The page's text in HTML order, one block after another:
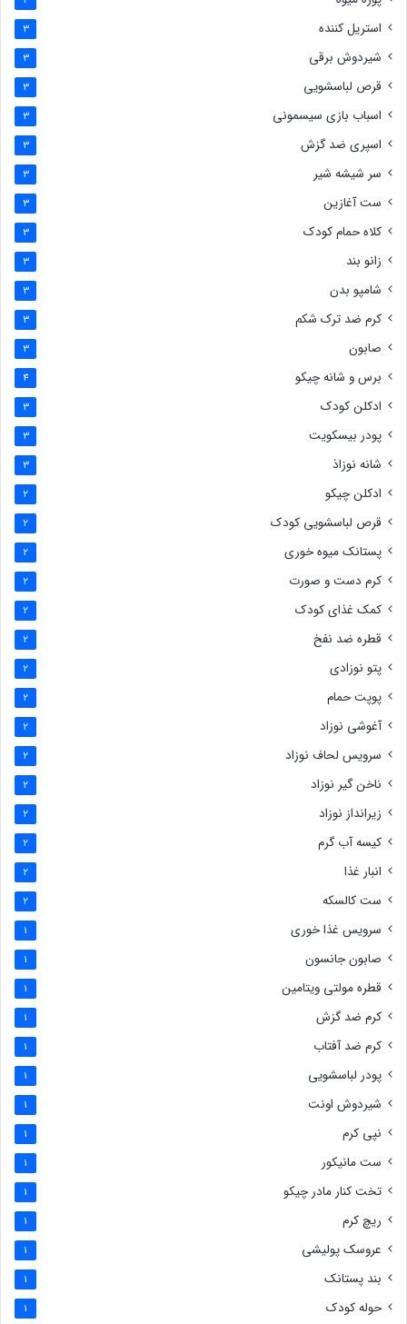
استریل کننده 3
شیردوش برقی 3
قرص لباسشویی 3
اسباب بازی سیسمونی 3
اسپری ضد گزش 3
سر شیشه شیر 3
ست آغازین 3
کلاه حمام کودک 3
زانو بند 3
شامپو بدن 3
کرم ضد ترک شکم 3
صابون 3
برس و شانه چیکو 4
ادکلن کودک 3
پودر بیسکویت 3
شانه نوزاذ 3
ادکلن چیکو 2
قرص لباسشویی کودک 2
پستانک میوه خوری 2
کرم دست و صورت 2
کمک غذای کودک 2
قطره ضد نفخ 2
پتو نوزادی 2
پوپت حمام 2
آغوشی نوزاد 2
سرویس لحاف نوزاد 2
ناخن گیر نوزاد 2
زیرانداز نوزاد 2
کیسه آب گرم 2
انبار غذا 2
ست کالسکه 2
سرویس غذا خوری 1
صابون جانسون 1
قطره مولتی ویتامین 1
کرم ضد گزش 1
کرم ضد آفتاب 1
پودر لباسشویی 1
شیردوش اونت 1
نپی کرم 1
ست مانیکور 1
تخت کنار مادر چیکو 1
ریچ کرم 1
عروسک پولیشی 1
بند پستانک 1
حوله کودک 1